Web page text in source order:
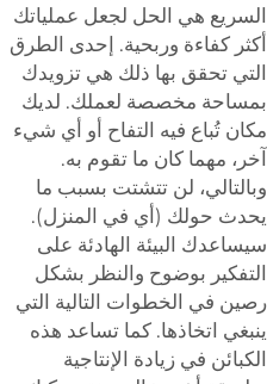
السريع هي الحل لجعل عملياتك
أكثر كفاءة وربحية. إحدى الطرق
التي تحقق بها ذلك هي تزويدك
بمساحة مخصصة لعملك. لديك
مكان تُباع فيه التفاح أو أي شيء
آخر، مهما كان ما تقوم به.
وبالتالي، لن تتشتت بسبب ما
يحدث حولك (أي في المنزل).
سيساعدك البيئة الهادئة على
التفكير بوضوح والنظر بشكل
رصين في الخطوات التالية التي
ينبغي اتخاذها. كما تساعد هذه
الكبائن في زيادة الإنتاجية